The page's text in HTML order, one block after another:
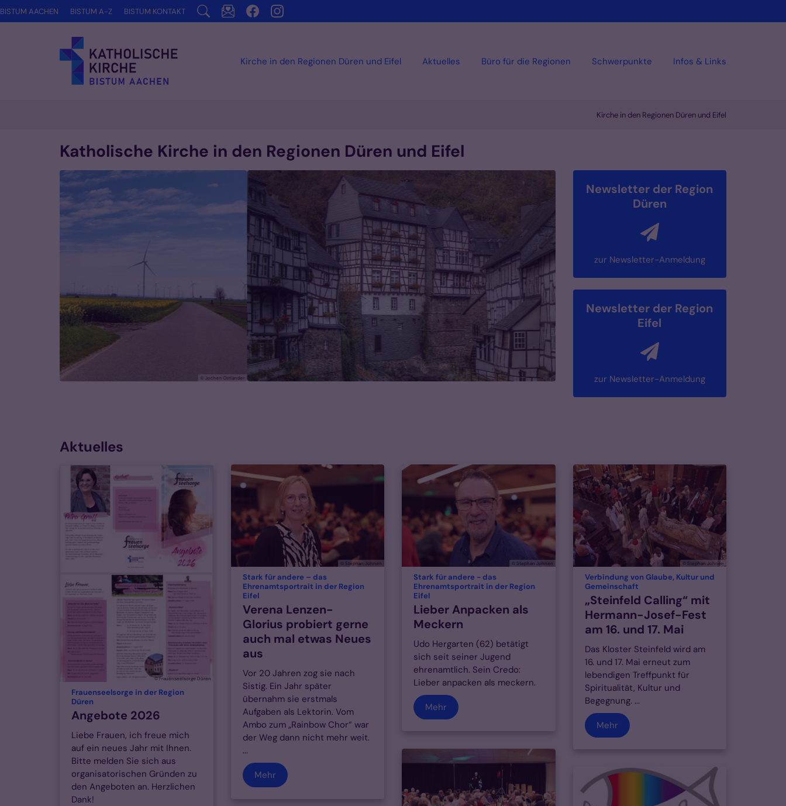
Zum Inhalt springen
Kirche in den Regionen Düren und Eifel Aktuelles Büro für die Regionen Schwerpunkte Infos & Links
BISTUM AACHEN BISTUM A-Z BISTUM KONTAKT
Kirche in den Regionen Düren und Eifel
Katholische Kirche in den Regionen Düren und Eifel
© Wilfried Giesers / pixelio.de
Newsletter der Region
Düren
zur Newsletter-Anmeldung
Newsletter der Region
Eifel
zur Newsletter-Anmeldung
Aktuelles
© Frauenseelsorge Düren
Frauenseelsorge in der Region
Düren
Angebote 2026
Liebe Frauen, ich freue mich
auf ein neues Jahr mit Ihnen.
Bitte melden Sie sich aus
organisatorischen Gründen zu
den Angeboten an. Herzlichen
Dank!
© Stephan Johnen
Stark für andere – das
Ehrenamtsportrait in der Region
Eifel:
Verena Lenzen-
Glorius probiert gerne
auch mal etwas Neues
aus
Vor 20 Jahren zog sie nach
Sistig. Ein Jahr später
übernahm sie erstmals
Aufgaben als Lektorin. Vom
Ambo zum „Rainbow Chor“ war
der Weg dann nicht mehr weit.
...
Mehr
© Stephan Johnen
Stark für andere - das
Ehrenamtsportrait in der Region
Eifel:
Lieber Anpacken als
Meckern
Udo Hergarten (62) betätigt
sich seit seiner Jugend
ehrenamtlich. Sein Credo:
Lieber anpacken als meckern.
Mehr
© Stephan Johnen
Verbindung von Glaube, Kultur und
Gemeinschaft:
„Steinfeld Calling“ mit
Hermann-Josef-Fest
am 16. und 17. Mai
Das Kloster Steinfeld wird am
16. und 17. Mai erneut zum
lebendigen Treffpunkt für
Spiritualität, Kultur und
Begegnung. ...
Mehr